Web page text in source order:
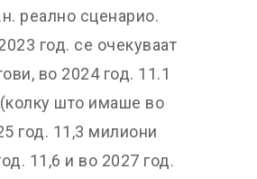
реално сценарио.
год. се очекуваат
во 2024 год. 11.1
што имаше во
год. 11,3 милиони
11,6 и во 2027 год.